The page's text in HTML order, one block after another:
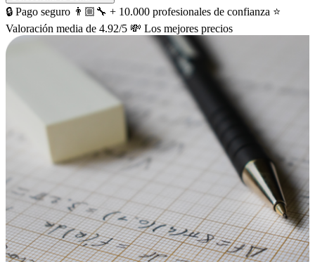
🔒 Pago seguro 👨🏼‍🔧 + 10.000 profesionales de confianza ⭐️
Valoración media de 4.92/5 💸 Los mejores precios